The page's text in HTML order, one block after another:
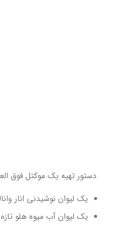
دستور تهیه یک موکتل فوق
یک لیوان نوشیدنی انار
یک لیوان آب میوه هلو